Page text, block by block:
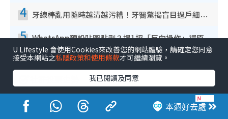
4 牙線棒亂用隨時越清越污糟！牙醫驚揭盲目過戶細菌恐致蛀牙：呢種先係日常真保養
5 WhatsApp預設貼圖點刪？揭1招「反向操作」還原簡潔介面 附3步實測教學
本週好去處
U Lifestyle 會使用Cookies來改善您的網站體驗，請確定您同意
接受本網站之私隱政策和使用條款才可繼續瀏覽。
我已閱讀及同意